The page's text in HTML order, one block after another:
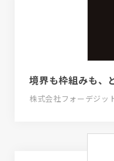
境界も枠組みも、
株式会社フォーデジッ